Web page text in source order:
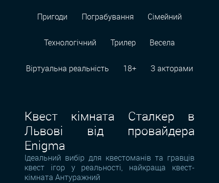
Пригоди Пограбування Сімейний
Технологiчний Трилер Весела
Віртуальна реальність 18+ З акторами
Квест кімната Сталкер в
Львові від провайдера
Enigma
Ідеальний вибір для квестоманів та гравців
квест ігор у реальності, найкраща квест-
кімната Антуражний